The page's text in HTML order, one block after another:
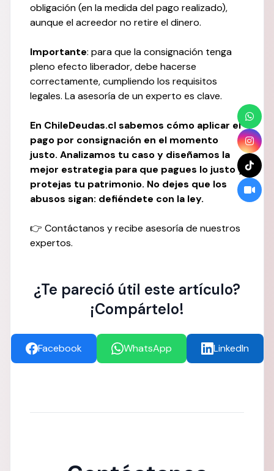
obligación (en la medida del pago realizado),
aunque el acreedor no retire el dinero.
Importante: para que la consignación tenga
pleno efecto liberador, debe hacerse
correctamente, cumpliendo los requisitos
legales. La asesoría de un experto es clave.
En ChileDeudas.cl sabemos cómo aplicar el
pago por consignación en el momento
justo. Analizamos tu caso y diseñamos la
mejor estrategia para que pagues lo justo y
protejas tu patrimonio. No dejes que los
abusos sigan: defiéndete con la ley.
👉 Contáctanos y recibe asesoría de nuestros
expertos.
¿Te pareció útil este artículo?
¡Compártelo!
Facebook WhatsApp LinkedIn